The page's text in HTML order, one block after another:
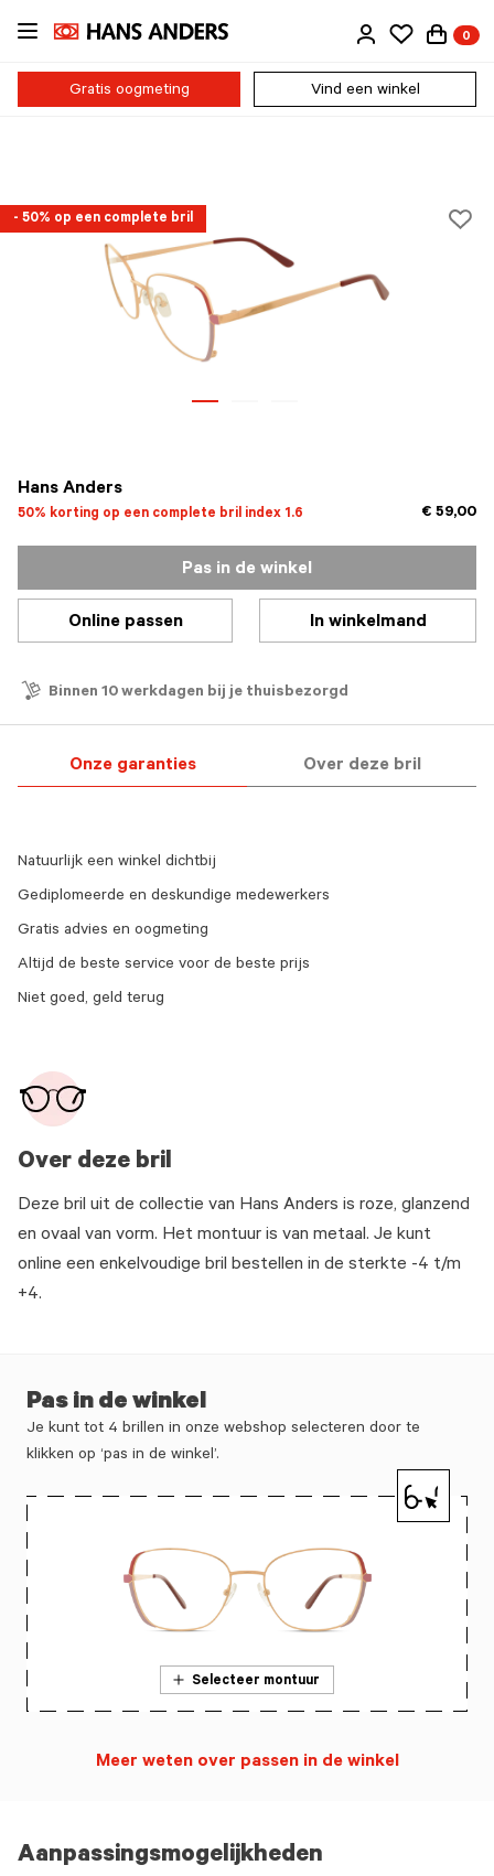
Ga
naar
inhoud
0
Gratis oogmeting Vind een winkel
- 50% op een complete bril
Hans Anders
50% korting op een complete bril index 1.6 € 59,00
Pas in de winkel
Online passen In winkelmand
Binnen 10 werkdagen bij je thuisbezorgd
Onze garanties Over deze bril
Over deze bril
Deze bril uit de collectie van Hans Anders is roze, glanzend
en ovaal van vorm. Het montuur is van metaal. Je kunt
online een enkelvoudige bril bestellen in de sterkte -4 t/m
+4.
Natuurlijk een winkel dichtbij
Gediplomeerde en deskundige medewerkers
Gratis advies en oogmeting
Altijd de beste service voor de beste prijs
Niet goed, geld terug
Aanpassingsmogelijkheden
Pas in de winkel
Je kunt tot 4 brillen in onze webshop selecteren door te
klikken op ‘pas in de winkel’.
Selecteer montuur
Meer weten over passen in de winkel